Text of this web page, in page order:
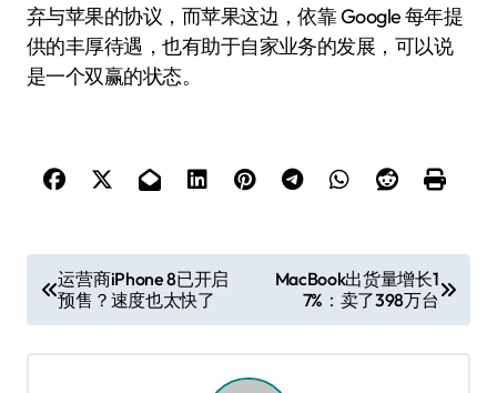
弃与苹果的协议，而苹果这边，依靠 Google 每年提
供的丰厚待遇，也有助于自家业务的发展，可以说
是一个双赢的状态。
章
导
运营商iPhone 8已开启
预售？速度也太快了
MacBook出货量增长1
7%：卖了398万台